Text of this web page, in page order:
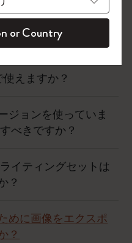
ノートアプリに対応
えますか？
ジョンを使っていま
べきですか？
イティングセットは
？
めに画像をエクスポ
？
登録 !
or Country